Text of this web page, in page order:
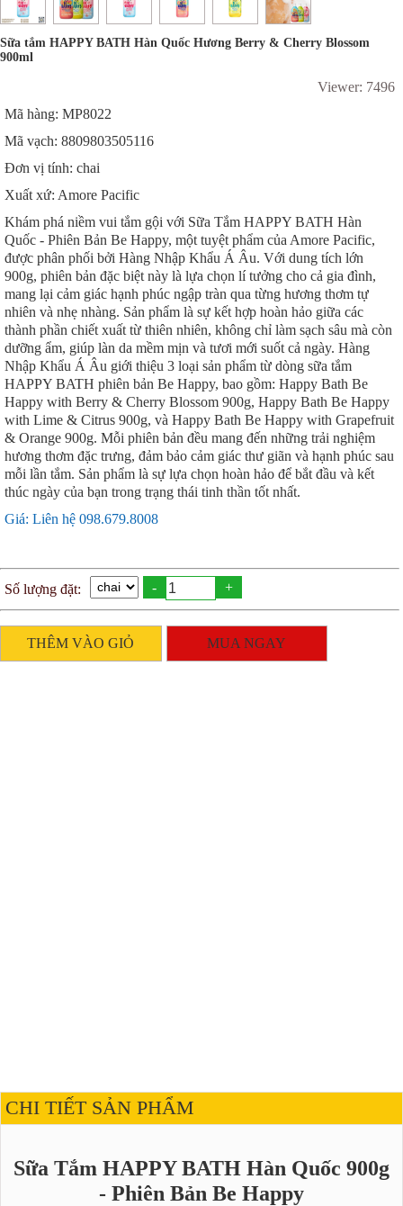
Sữa tắm HAPPY BATH Hàn Quốc Hương Berry & Cherry Blossom
900ml
Viewer: 7496
Mã hàng: MP8022
Mã vạch: 8809803505116
Đơn vị tính: chai
Xuất xứ: Amore Pacific
Khám phá niềm vui tắm gội với Sữa Tắm HAPPY BATH Hàn
Quốc - Phiên Bản Be Happy, một tuyệt phẩm của Amore Pacific,
được phân phối bởi Hàng Nhập Khẩu Á Âu. Với dung tích lớn
900g, phiên bản đặc biệt này là lựa chọn lí tưởng cho cả gia đình,
mang lại cảm giác hạnh phúc ngập tràn qua từng hương thơm tự
nhiên và nhẹ nhàng. Sản phẩm là sự kết hợp hoàn hảo giữa các
thành phần chiết xuất từ thiên nhiên, không chỉ làm sạch sâu mà còn
dưỡng ẩm, giúp làn da mềm mịn và tươi mới suốt cả ngày. Hàng
Nhập Khẩu Á Âu giới thiệu 3 loại sản phẩm từ dòng sữa tắm
HAPPY BATH phiên bản Be Happy, bao gồm: Happy Bath Be
Happy with Berry & Cherry Blossom 900g, Happy Bath Be Happy
with Lime & Citrus 900g, và Happy Bath Be Happy with Grapefruit
& Orange 900g. Mỗi phiên bản đều mang đến những trải nghiệm
hương thơm đặc trưng, đảm bảo cảm giác thư giãn và hạnh phúc sau
mỗi lần tắm. Sản phẩm là sự lựa chọn hoàn hảo để bắt đầu và kết
thúc ngày của bạn trong trạng thái tinh thần tốt nhất.
Giá: Liên hệ 098.679.8008
Số lượng đặt: - +
THÊM VÀO GIỎ MUA NGAY
CHI TIẾT SẢN PHẨM
Sữa Tắm HAPPY BATH Hàn Quốc 900g
- Phiên Bản Be Happy